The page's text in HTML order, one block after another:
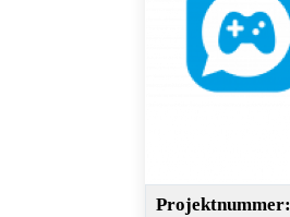
Projektnummer: